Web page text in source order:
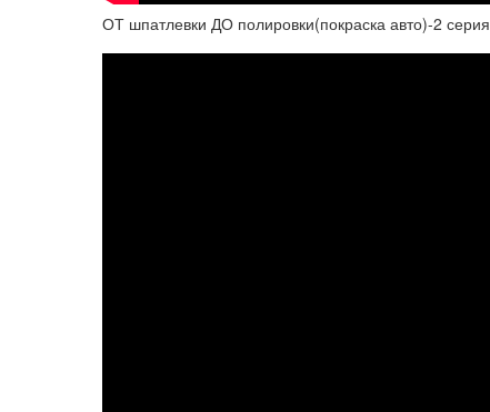
ОТ шпатлевки ДО полировки(покраска авто)-2 серия